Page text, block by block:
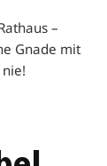
–
Gnade mit